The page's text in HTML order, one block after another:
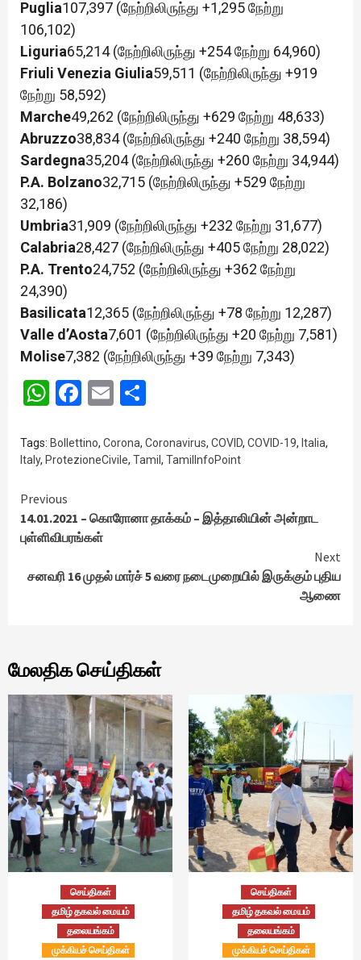
Puglia107,397 (நேற்றிலிருந்து +1,295 நேற்று
106,102)
Liguria65,214 (நேற்றிலிருந்து +254 நேற்று 64,960)
Friuli Venezia Giulia59,511 (நேற்றிலிருந்து +919
நேற்று 58,592)
Marche49,262 (நேற்றிலிருந்து +629 நேற்று 48,633)
Abruzzo38,834 (நேற்றிலிருந்து +240 நேற்று 38,594)
Sardegna35,204 (நேற்றிலிருந்து +260 நேற்று 34,944)
P.A. Bolzano32,715 (நேற்றிலிருந்து +529 நேற்று
32,186)
Umbria31,909 (நேற்றிலிருந்து +232 நேற்று 31,677)
Calabria28,427 (நேற்றிலிருந்து +405 நேற்று 28,022)
P.A. Trento24,752 (நேற்றிலிருந்து +362 நேற்று
24,390)
Basilicata12,365 (நேற்றிலிருந்து +78 நேற்று 12,287)
Valle d’Aosta7,601 (நேற்றிலிருந்து +20 நேற்று 7,581)
Molise7,382 (நேற்றிலிருந்து +39 நேற்று 7,343)
WhatsApp
Facebook
Email
Tags: Bollettino, Corona, Coronavirus, COVID, COVID-19, Italia,
Italy, ProtezioneCivile, Tamil , TamilInfoPoint
Continue
Reading
Previous
14.01.2021 – கொரோனா தாக்கம் – இத்தாலியின் அன்றாட
புள்ளிவிபரங்கள்
Next
சனவரி 16 முதல் மார்ச் 5 வரை நடைமுறையில் இருக்கும் புதிய
ஆணை
மேலதிக செய்திகள்
செய்திகள்
தமிழ் தகவல் மையம்
தலையங்கம்
முக்கியச் செய்திகள்
செய்திகள்
தமிழ் தகவல் மையம்
தலையங்கம்
முக்கியச் செய்திகள்